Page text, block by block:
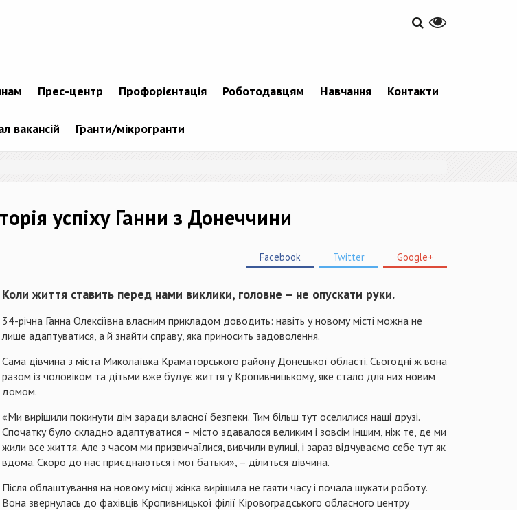
Прес-центр Профорієнтація Роботодавцям Навчання Контакти
вакансій Гранти/мікрогранти
успіху Ганни з Донеччини
Facebook Twitter Google+
Коли життя ставить перед нами виклики, головне – не опускати руки.
34-річна Ганна Олексіївна власним прикладом доводить: навіть у новому місті можна не
лише адаптуватися, а й знайти справу, яка приносить задоволення.
Сама дівчина з міста Миколаївка Краматорського району Донецької області. Сьогодні ж вона
разом із чоловіком та дітьми вже будує життя у Кропивницькому, яке стало для них новим
домом.
«Ми вирішили покинути дім заради власної безпеки. Тим більш тут оселилися наші друзі.
Спочатку було складно адаптуватися – місто здавалося великим і зовсім іншим, ніж те, де ми
жили все життя. Але з часом ми призвичаїлися, вивчили вулиці, і зараз відчуваємо себе тут як
вдома. Скоро до нас приєднаються і мої батьки», – ділиться дівчина.
Після облаштування на новому місці жінка вирішила не гаяти часу і почала шукати роботу.
Вона звернулась до фахівців Кропивницької філії Кіровоградського обласного центру